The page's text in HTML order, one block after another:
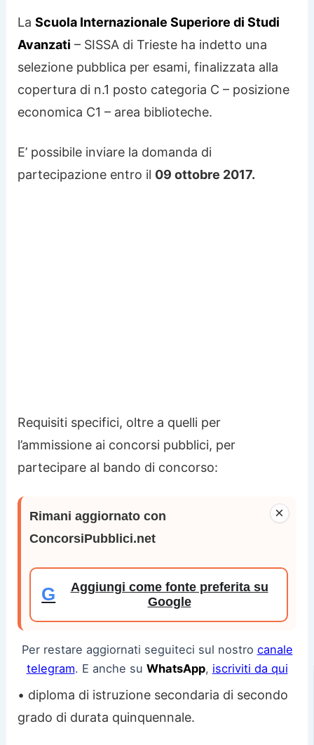
LaScuola Internazionale Superiore di Studi
Avanzati – SISSA di Trieste ha indetto una
selezione pubblica per esami, finalizzata alla
copertura di n.1 posto categoria C – posizione
economica C1 – area biblioteche.
E’ possibile inviare la domanda di
partecipazione entro il 09 ottobre 2017.
Requisiti specifici, oltre a quelli per
l’ammissione ai concorsi pubblici, per
partecipare al bando di concorso:
×
Rimani aggiornato con
ConcorsiPubblici.net
G
Aggiungi come fonte preferita su
Google
Per restare aggiornati seguiteci sul nostro canale
telegram. E anche su WhatsApp, iscriviti da qui
• diploma di istruzione secondaria di secondo
grado di durata quinquennale.